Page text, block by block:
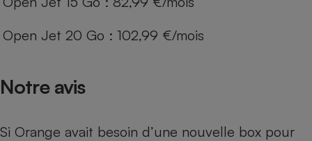
Open Jet 20 Go : 102,99 €/mois
Notre avis
Si Orange avait besoin d’une nouvelle box pour